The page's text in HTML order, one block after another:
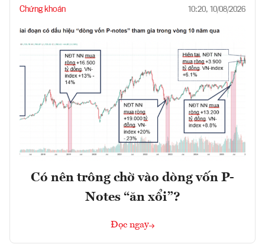
Chứng khoán 10:20, 10/08/2026
Có nên trông chờ vào dòng vốn P-
Notes “ăn xổi”?
Đọc ngay